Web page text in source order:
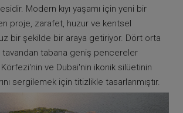
Modern kıyı yaşamı için yeni bir
proje, zarafet, huzur ve kentsel
bir şekilde bir araya getiriyor. Dört orta
tavandan tabana geniş pencereler
Körfezi'nin ve Dubai'nin ikonik silüetinin
sergilemek için titizlikle tasarlanmıştır.